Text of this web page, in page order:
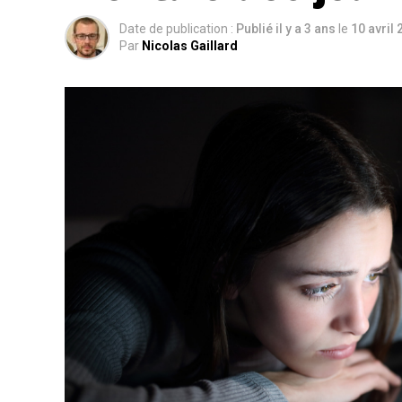
Date de publication : Publié il y a 3 ans le 10 avril
Par Nicolas Gaillard